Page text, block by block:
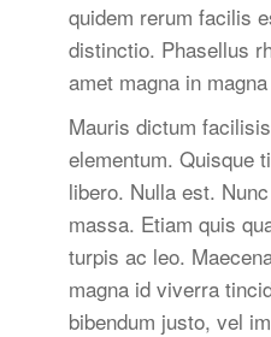
quidem rerum facilis
distinctio. Phasellus
amet magna in
Mauris dictum
elementum. Quisque
libero. Nulla est.
massa. Etiam quis
turpis ac leo.
magna id viverra
bibendum justo, vel